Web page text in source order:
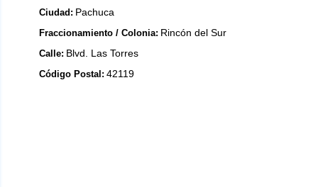
Ciudad: Pachuca
Fraccionamiento / Colonia: Rincón del Sur
Calle: Blvd. Las Torres
Código Postal: 42119